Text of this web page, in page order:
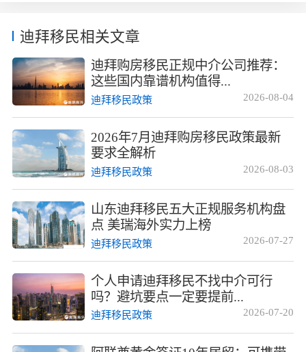
资者税收减免政策撰写，当前项目仍维持**40万美元**购
政策收紧预期较强。下文将从移民公司选择标准、最...
迪拜移民相关文章
迪拜购房移民正规中介公司推荐：
这些国内靠谱机构值得...
2026-08-04
迪拜移民政策
2026年7月迪拜购房移民政策最新
要求全解析
2026-08-03
迪拜移民政策
山东迪拜移民五大正规服务机构盘
点 美瑞海外实力上榜
2026-07-27
迪拜移民政策
个人申请迪拜移民不找中介可行
吗？避坑要点一定要提前...
2026-07-20
迪拜移民政策